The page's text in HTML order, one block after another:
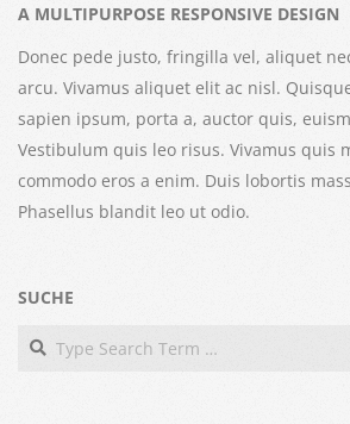
A MULTIPURPOSE RESPONSIVE DESIGN
Donec pede justo, fringilla vel, aliquet
arcu. Vivamus aliquet elit ac nisl.
sapien ipsum, porta a, auctor quis,
Vestibulum quis leo risus. Vivamus quis
commodo eros a enim. Duis lobortis
Phasellus blandit leo ut odio.
SUCHE
Search